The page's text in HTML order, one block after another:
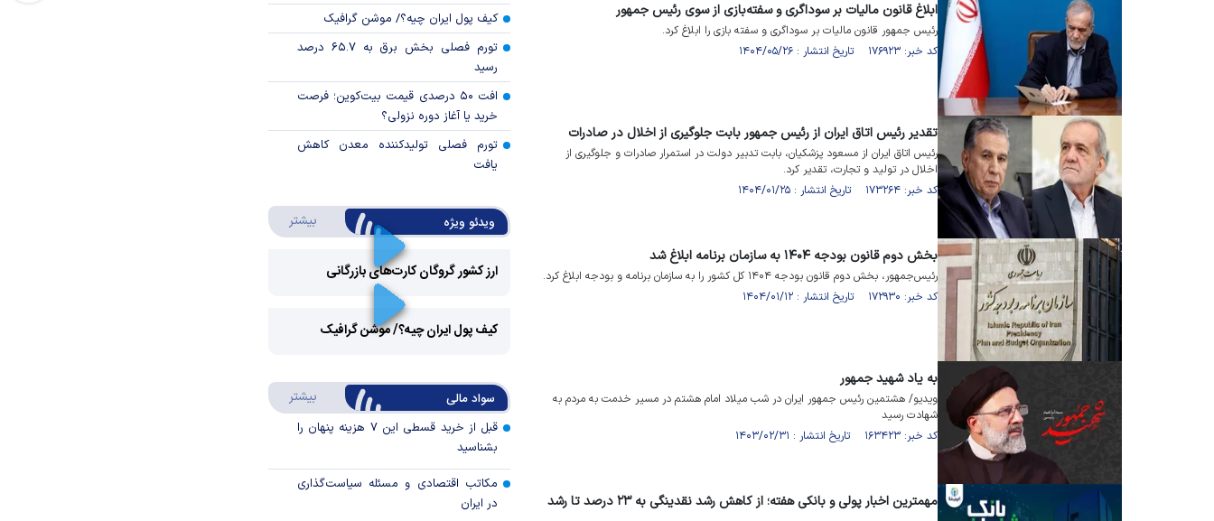
ابلاغ قانون مالیات بر سوداگری و سفته‌بازی از سوی رئیس جمهور
رئیس جمهور قانون مالیات بر سوداگری و سفته بازی را ابلاغ کرد.
کد خبر: ۱۷۶۹۲۳ تاریخ انتشار : ۱۴۰۴/۰۵/۲۶
تقدیر رئیس اتاق ایران از رئیس جمهور بابت جلوگیری از اخلال در صادرات
رئیس اتاق ایران از مسعود پزشکیان، بابت تدبیر دولت در استمرار صادرات و جلوگیری از
اخلال در تولید و تجارت، تقدیر کرد.
کد خبر: ۱۷۳۲۶۴ تاریخ انتشار : ۱۴۰۴/۰۱/۲۵
بخش دوم قانون بودجه ۱۴۰۴ به سازمان برنامه ابلاغ شد
رئیس‌جمهور، بخش دوم قانون بودجه ۱۴۰۴ کل کشور را به سازمان برنامه و بودجه ابلاغ کرد.
کد خبر: ۱۷۲۹۳۰ تاریخ انتشار : ۱۴۰۴/۰۱/۱۲
به یاد شهید جمهور
ویدیو/ هشتمین رئیس جمهور ایران در شب میلاد امام هشتم در مسیر خدمت به مردم به
شهادت رسید
کد خبر: ۱۶۳۴۲۳ تاریخ انتشار : ۱۴۰۳/۰۲/۳۱
مهمترین اخبار پولی و بانکی هفته؛ از کاهش رشد نقدینگی به ۲۳ درصد تا رشد
کیف پول ایران چیه؟/ موشن گرافیک
تورم فصلی بخش برق به ۶۵.۷ درصد
رسید
افت ۵۰ درصدی قیمت بیت‌کوین؛ فرصت
خرید یا آغاز دوره نزولی؟
تورم فصلی تولیدکننده معدن کاهش
یافت
ویدئو ویژه بیشتر درباره ویدئو ویژه
ارز کشور گروگان کارت‌های بازرگانی
Video
کیف پول ایران چیه؟/ موشن گرافیک
سواد مالی بیشتر درباره سواد مالی
قبل از خرید قسطی این ۷ هزینه پنهان را
بشناسید
مکاتب اقتصادی و مسئله سیاست‌گذاری
در ایران